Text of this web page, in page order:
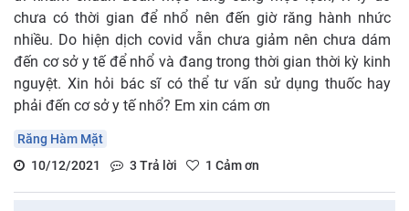
chưa có thời gian để nhổ nên đến giờ răng hành nhức
nhiều. Do hiện dịch covid vẫn chưa giảm nên chưa dám
đến cơ sở y tế để nhổ và đang trong thời gian thời kỳ kinh
nguyệt. Xin hỏi bác sĩ có thể tư vấn sử dụng thuốc hay
phải đến cơ sở y tế nhổ? Em xin cám ơn
Răng Hàm Mặt
10/12/2021
3 Trả lời 1 Cảm ơn